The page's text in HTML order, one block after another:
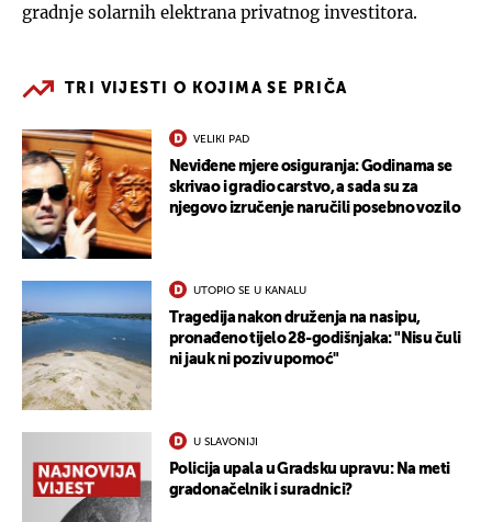
gradnje solarnih elektrana privatnog investitora.
TRI VIJESTI O KOJIMA SE PRIČA
VELIKI PAD
Neviđene mjere osiguranja: Godinama se
skrivao i gradio carstvo, a sada su za
njegovo izručenje naručili posebno vozilo
UTOPIO SE U KANALU
Tragedija nakon druženja na nasipu,
pronađeno tijelo 28-godišnjaka: "Nisu čuli
ni jauk ni poziv upomoć"
U SLAVONIJI
Policija upala u Gradsku upravu: Na meti
gradonačelnik i suradnici?